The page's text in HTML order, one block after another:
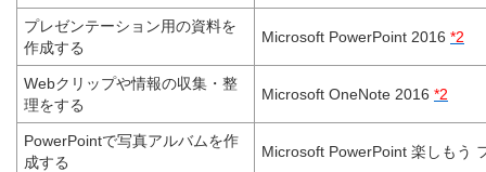
プレゼンテーション用の資料を
作成する
Microsoft PowerPoint 2016 *2
Webクリップや情報の収集・整
理をする
Microsoft OneNote 2016 *2
PowerPointで写真アルバムを作
成する
Microsoft PowerPoint 楽しもう